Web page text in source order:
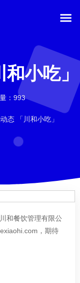
小吃」
：993
态 「川和小吃」
和餐饮管理有限公
，期待
Jun
May
12